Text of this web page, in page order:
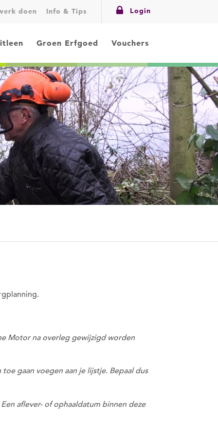
Groen Erfgoed Vouchers
doen Info & Tips Login
Motor na overleg gewijzigd worden
gaan voegen aan je lijstje. Bepaal dus
aflever- of ophaaldatum binnen deze